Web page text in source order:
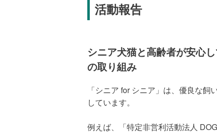
シニア犬猫は、落ち着いた生活環
相性が良いと言われています。人
アニマル・ドネーション（アニドネ
ニア for シニア」の仕組みを通じて
届ける活動を進めています。
ア犬猫と新しい家族との出会いを
活動報告
シニア犬猫と高齢者が安心
の取り組み
「シニア for シニア」は、優良な
しています。
例えば、「特定非営利活動法人